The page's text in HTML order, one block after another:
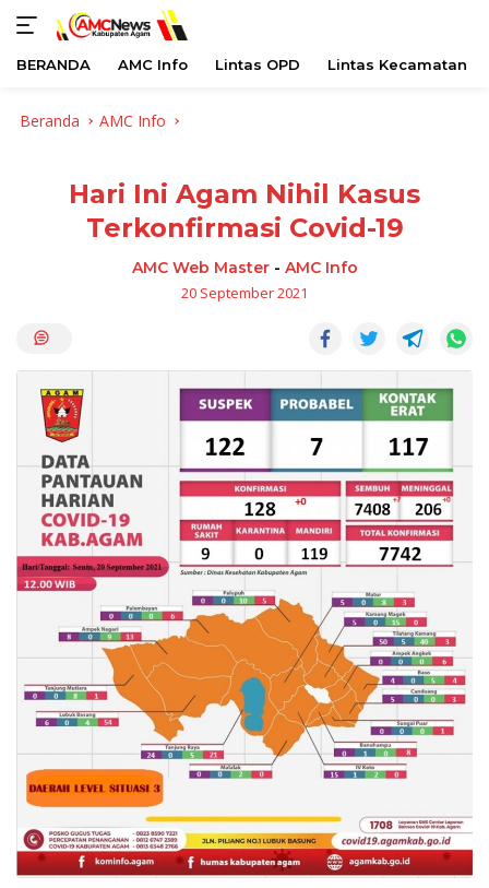
BERANDA AMC Info Lintas OPD Lintas Kecamatan
Beranda AMC Info
Hari Ini Agam Nihil Kasus
Terkonfirmasi Covid-19
AMC Web Master- AMC Info
20 September 2021